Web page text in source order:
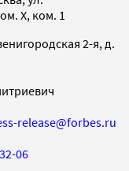
X, ком. 1
2-я, д.
release@forbes.ru
06